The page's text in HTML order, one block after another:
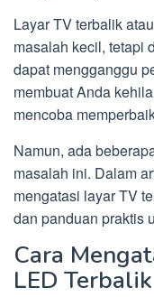
Layar TV terbalik
masalah kecil, tetapi
dapat mengganggu
membuat Anda
mencoba
Namun, ada
masalah ini. Dalam
mengatasi layar TV
dan panduan praktis
Cara
LED Terbalik